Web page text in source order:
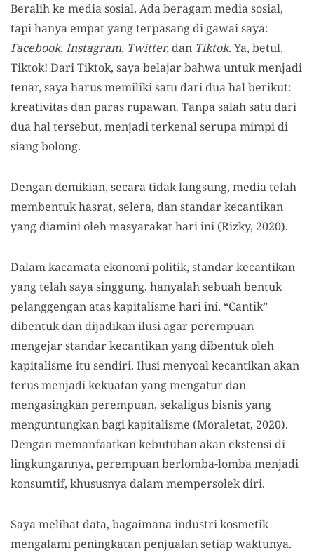
Beralih ke media sosial. Ada beragam media sosial,
tapi hanya empat yang terpasang di gawai saya:
Facebook, Instagram, Twitter, dan Tiktok. Ya, betul,
Tiktok! Dari Tiktok, saya belajar bahwa untuk menjadi
tenar, saya harus memiliki satu dari dua hal berikut:
kreativitas dan paras rupawan. Tanpa salah satu dari
dua hal tersebut, menjadi terkenal serupa mimpi di
siang bolong.
Dengan demikian, secara tidak langsung, media telah
membentuk hasrat, selera, dan standar kecantikan
yang diamini oleh masyarakat hari ini (Rizky, 2020).
Dalam kacamata ekonomi politik, standar kecantikan
yang telah saya singgung, hanyalah sebuah bentuk
pelanggengan atas kapitalisme hari ini. “Cantik”
dibentuk dan dijadikan ilusi agar perempuan
mengejar standar kecantikan yang dibentuk oleh
kapitalisme itu sendiri. Ilusi menyoal kecantikan akan
terus menjadi kekuatan yang mengatur dan
mengasingkan perempuan, sekaligus bisnis yang
menguntungkan bagi kapitalisme (Moraletat, 2020).
Dengan memanfaatkan kebutuhan akan ekstensi di
lingkungannya, perempuan berlomba-lomba menjadi
konsumtif, khususnya dalam mempersolek diri.
Saya melihat data, bagaimana industri kosmetik
mengalami peningkatan penjualan setiap waktunya.